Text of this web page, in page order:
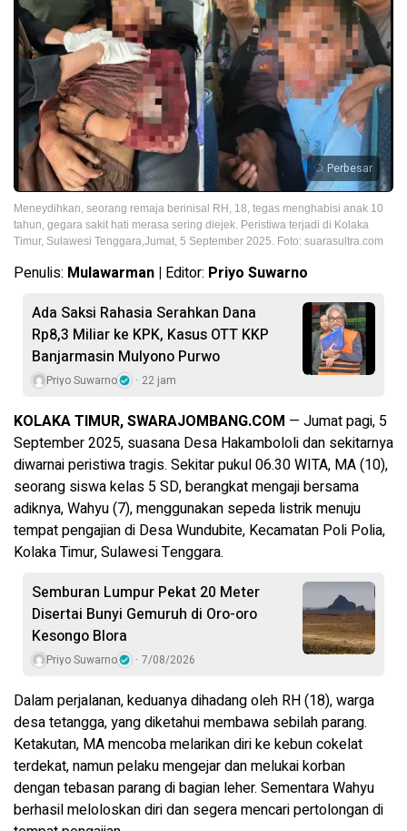
Perbesar
Meneydihkan, seorang remaja berinisal RH, 18, tegas menghabisi anak 10
tahun, gegara sakit hati merasa sering diejek. Peristiwa terjadi di Kolaka
Timur, Sulawesi Tenggara,Jumat, 5 September 2025. Foto: suarasultra.com
Penulis: Mulawarman | Editor: Priyo Suwarno
Ada Saksi Rahasia Serahkan Dana
Rp8,3 Miliar ke KPK, Kasus OTT KKP
Banjarmasin Mulyono Purwo
Priyo Suwarno 22 jam
KOLAKA TIMUR, SWARAJOMBANG.COM — Jumat pagi, 5
September 2025, suasana Desa Hakambololi dan sekitarnya
diwarnai peristiwa tragis. Sekitar pukul 06.30 WITA, MA (10),
seorang siswa kelas 5 SD, berangkat mengaji bersama
adiknya, Wahyu (7), menggunakan sepeda listrik menuju
tempat pengajian di Desa Wundubite, Kecamatan Poli Polia,
Kolaka Timur, Sulawesi Tenggara.
Semburan Lumpur Pekat 20 Meter
Disertai Bunyi Gemuruh di Oro-oro
Kesongo Blora
Priyo Suwarno 7/08/2026
Dalam perjalanan, keduanya dihadang oleh RH (18), warga
desa tetangga, yang diketahui membawa sebilah parang.
Ketakutan, MA mencoba melarikan diri ke kebun cokelat
terdekat, namun pelaku mengejar dan melukai korban
dengan tebasan parang di bagian leher. Sementara Wahyu
berhasil meloloskan diri dan segera mencari pertolongan di